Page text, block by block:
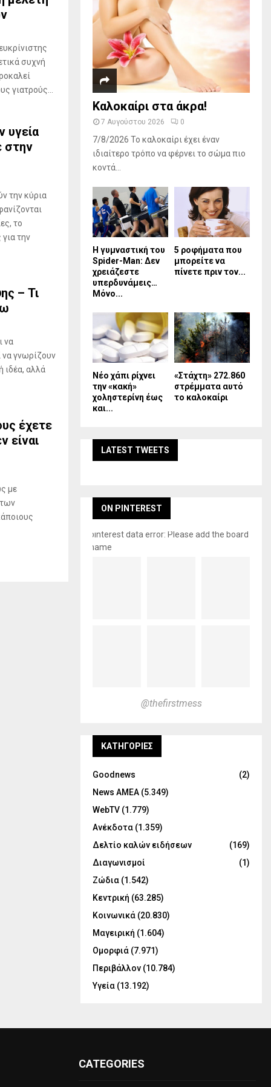
συχνή
γιατρούς...
υγεία
στην
την κύρια
το
την
– Τι
να
γνωρίζουν
ιδέα, αλλά
έχετε
είναι
με
Καλοκαίρι στα άκρα!
7 Αυγούστου 2026 0
7/8/2026 Το καλοκαίρι έχει έναν
ιδιαίτερο τρόπο να φέρνει το σώμα πιο
κοντά...
Η γυμναστική του
Spider-Man: Δεν
χρειάζεστε
υπερδυνάμεις…
Μόνο...
5 ροφήματα που
μπορείτε να
πίνετε πριν τον...
Νέο χάπι ρίχνει
την «κακή»
χοληστερίνη έως
και...
«Στάχτη» 272.860
στρέμματα αυτό
το καλοκαίρι
LATEST TWEETS
ON PINTEREST
pinterest data error: Please add the board
name
@thefirstmess
KΑΤΗΓΟΡΊΕΣ
Goodnews
(2)
News ΑΜΕΑ (5.349)
WebTV (1.779)
Ανέκδοτα (1.359)
Δελτίο καλών ειδήσεων
(169)
Διαγωνισμοί
(1)
Ζώδια (1.542)
Κεντρική (63.285)
Κοινωνικά (20.830)
Μαγειρική (1.604)
Ομορφιά (7.971)
Περιβάλλον (10.784)
Υγεία (13.192)
CATEGORIES